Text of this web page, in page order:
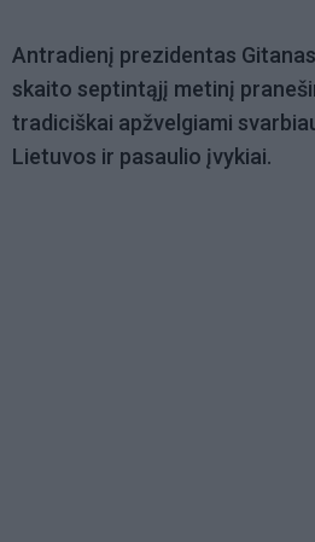
Antradienį prezidentas
skaito septintąjį metinį
tradiciškai apžvelgiami
Lietuvos ir pasaulio įvykiai.